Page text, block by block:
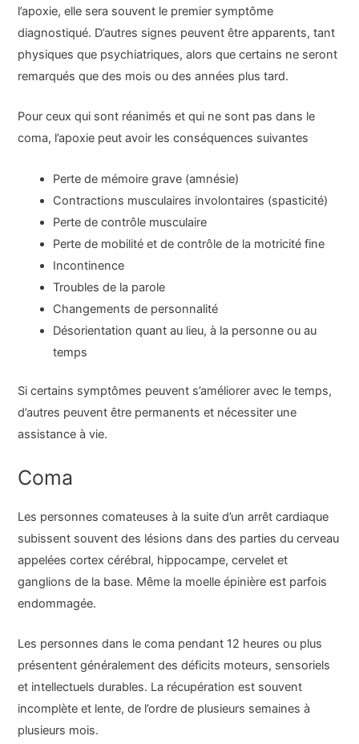
l’apoxie, elle sera souvent le premier symptôme
diagnostiqué. D’autres signes peuvent être apparents, tant
physiques que psychiatriques, alors que certains ne seront
remarqués que des mois ou des années plus tard.
Pour ceux qui sont réanimés et qui ne sont pas dans le
coma, l’apoxie peut avoir les conséquences suivantes
Perte de mémoire grave (amnésie)
Contractions musculaires involontaires (spasticité)
Perte de contrôle musculaire
Perte de mobilité et de contrôle de la motricité fine
Incontinence
Troubles de la parole
Changements de personnalité
Désorientation quant au lieu, à la personne ou au
temps
Si certains symptômes peuvent s’améliorer avec le temps,
d’autres peuvent être permanents et nécessiter une
assistance à vie.
Coma
Les personnes comateuses à la suite d’un arrêt cardiaque
subissent souvent des lésions dans des parties du cerveau
appelées cortex cérébral, hippocampe, cervelet et
ganglions de la base. Même la moelle épinière est parfois
endommagée.
Les personnes dans le coma pendant 12 heures ou plus
présentent généralement des déficits moteurs, sensoriels
et intellectuels durables. La récupération est souvent
incomplète et lente, de l’ordre de plusieurs semaines à
plusieurs mois.